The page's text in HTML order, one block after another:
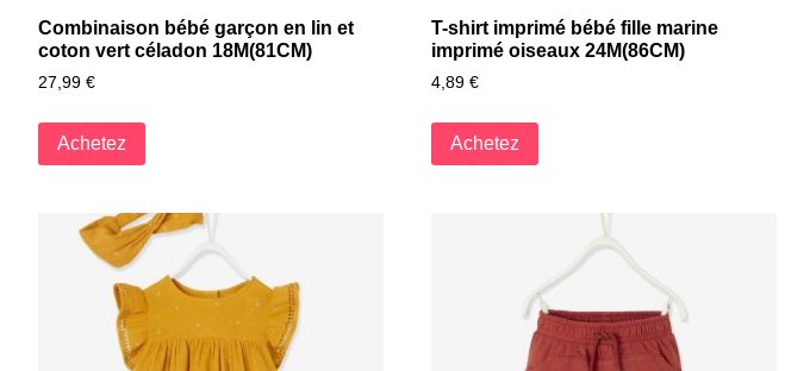
Combinaison bébé garçon en lin et
coton vert céladon 18M(81CM)
27,99 €
Achetez
T-shirt imprimé bébé fille marine
imprimé oiseaux 24M(86CM)
4,89 €
Achetez